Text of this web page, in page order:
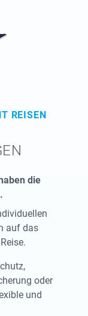
REISEN
die
auf das
oder
und